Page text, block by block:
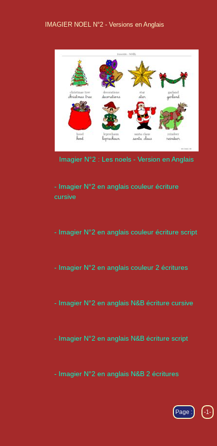
IMAGIER NOEL N°2 - Versions en Anglais
Imagier N°2 : Les noels - Version en Anglais
- Imagier N°2 en anglais couleur écriture
cursive
- Imagier N°2 en anglais couleur écriture script
- Imagier N°2 en anglais couleur 2 écritures
- Imagier N°2 en anglais N&B écriture cursive
- Imagier N°2 en anglais N&B écriture script
- Imagier N°2 en anglais N&B 2 écritures
-1-
Page :